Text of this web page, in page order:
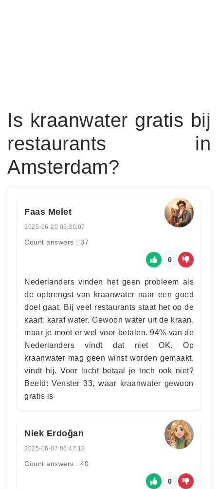
Is kraanwater gratis bij
restaurants in
Amsterdam?
Faas Melet
2025-06-20 05:30:07
Count answers : 37
0
Nederlanders vinden het geen probleem als
de opbrengst van kraanwater naar een goed
doel gaat. Bij veel restaurants staat het op de
kaart: karaf water. Gewoon water uit de kraan,
maar je moet er wel voor betalen. 94% van de
Nederlanders vindt dat niet OK. Op
kraanwater mag geen winst worden gemaakt,
vindt hij. Voor lucht betaal je toch ook niet?
Beeld: Venster 33, waar kraanwater gewoon
gratis is
Niek Erdoğan
2025-06-07 05:47:13
Count answers : 40
0